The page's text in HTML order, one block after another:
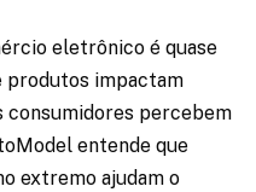
eletrônico é quase
produtos impactam
consumidores percebem
entende que
extremo ajudam o